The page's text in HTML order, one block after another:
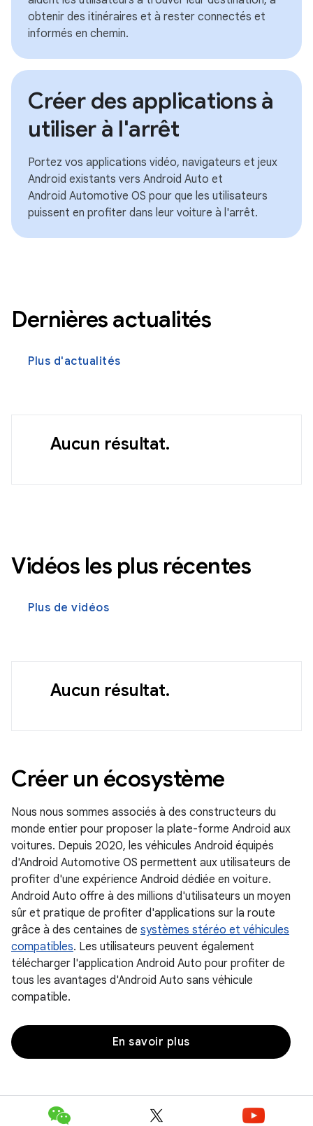
obtenir des itinéraires et à rester connectés et
informés en chemin.
Créer des applications à
utiliser à l'arrêt
Portez vos applications vidéo, navigateurs et jeux
Android existants vers Android Auto et
Android Automotive OS pour que les utilisateurs
puissent en profiter dans leur voiture à l'arrêt.
Dernières actualités
Plus d'actualités
Aucun résultat.
Vidéos les plus récentes
Plus de vidéos
Aucun résultat.
Créer un écosystème
Nous nous sommes associés à des constructeurs du
monde entier pour proposer la plate-forme Android aux
voitures. Depuis 2020, les véhicules Android équipés
d'Android Automotive OS permettent aux utilisateurs de
profiter d'une expérience Android dédiée en voiture.
Android Auto offre à des millions d'utilisateurs un moyen
sûr et pratique de profiter d'applications sur la route
grâce à des centaines de systèmes stéréo et véhicules
compatibles. Les utilisateurs peuvent également
télécharger l'application Android Auto pour profiter de
tous les avantages d'Android Auto sans véhicule
compatible.
En savoir plus